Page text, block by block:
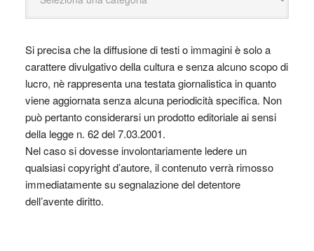
Si precisa che la diffusione di testi o immagini è solo a
carattere divulgativo della cultura e senza alcuno scopo di
lucro, nè rappresenta una testata giornalistica in quanto
viene aggiornata senza alcuna periodicità specifica. Non
può pertanto considerarsi un prodotto editoriale ai sensi
della legge n. 62 del 7.03.2001.
Nel caso si dovesse involontariamente ledere un
qualsiasi copyright d’autore, il contenuto verrà rimosso
immediatamente su segnalazione del detentore
dell’avente diritto.